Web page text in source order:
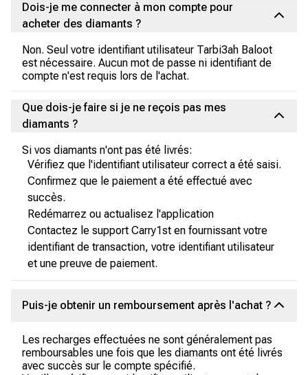
Dois-je me connecter à mon compte pour
acheter des diamants ?
Non. Seul votre identifiant utilisateur Tarbi3ah Baloot
est nécessaire. Aucun mot de passe ni identifiant de
compte n'est requis lors de l'achat.
Que dois-je faire si je ne reçois pas mes
diamants ?
Si vos diamants n'ont pas été livrés:
Vérifiez que l'identifiant utilisateur correct a été saisi.
Confirmez que le paiement a été effectué avec
succès.
Redémarrez ou actualisez l'application
Contactez le support Carry1st en fournissant votre
identifiant de transaction, votre identifiant utilisateur
et une preuve de paiement.
Puis-je obtenir un remboursement après l'achat ?
Les recharges effectuées ne sont généralement pas
remboursables une fois que les diamants ont été livrés
avec succès sur le compte spécifié.